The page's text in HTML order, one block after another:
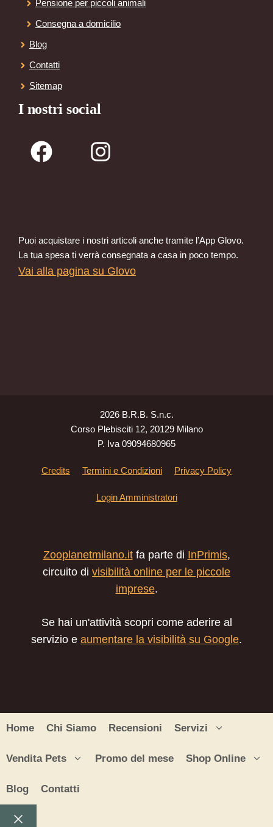
Pensione per piccoli animali
Consegna a domicilio
Blog
Contatti
Sitemap
I nostri social
Puoi acquistare i nostri articoli anche tramite l’App Glovo.
La tua spesa ti verrà consegnata a casa in poco tempo.
Vai alla pagina su Glovo
2026 B.R.B. S.n.c.
Corso Plebisciti 12, 20129 Milano
P. Iva 09094680965
Credits Termini e Condizioni Privacy Policy
Login Amministratori
Zooplanetmilano.itfa parte di InPrimis,
circuito di visibilità online per le piccole
imprese.
Se hai un'attività scopri come aderire al
servizio e aumentare la visibilità su Google.
Home Chi Siamo Recensioni Servizi
Vendita Pets Promo del mese Shop Online
Blog Contatti